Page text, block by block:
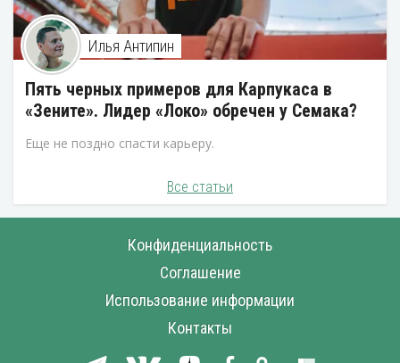
Илья Антипин
Пять черных примеров для Карпукаса в
«Зените». Лидер «Локо» обречен у Семака?
Еще не поздно спасти карьеру.
Все статьи
Конфиденциальность
Соглашение
Использование информации
Контакты